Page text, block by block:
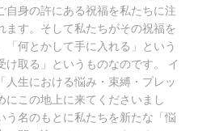
自身の許にある祝福を私たちに注
ます。そして私たちがその祝福を
「何とかして手に入れる」という
け取る」というものなのです。 イ
人生における悩み・束縛・プレッ
にこの地上に来てくださいまし
う名のもとに私たちを新たな「悩